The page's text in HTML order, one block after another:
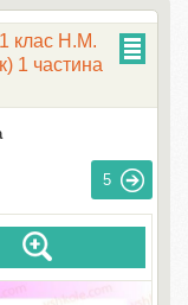
клас Н.М.
1 частина
5